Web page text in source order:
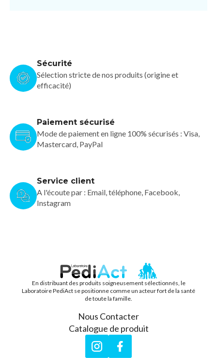
Sécurité
Sélection stricte de nos produits (origine et
efficacité)
Paiement sécurisé
Mode de paiement en ligne 100% sécurisés : Visa,
Mastercard, PayPal
Service client
A l'écoute par : Email, téléphone, Facebook,
Instagram
PEDIACT
En distribuant des produits soigneusement sélectionnés, le
Laboratoire PediAct se positionne comme un acteur fort de la santé
de toute la famille.
Nous Contacter
Catalogue de produit
InstagramFacebook